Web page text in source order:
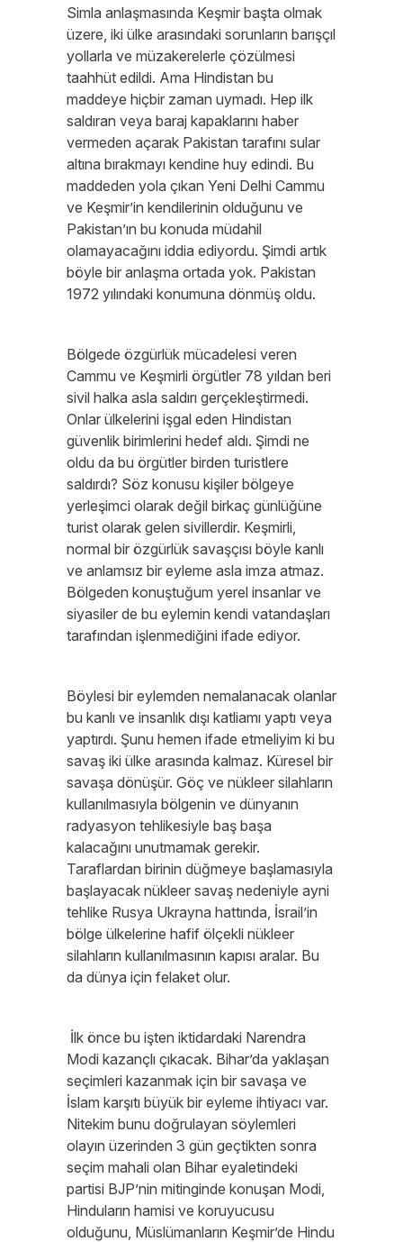
Simla anlaşmasında Keşmir başta olmak
üzere, iki ülke arasındaki sorunların barışçıl
yollarla ve müzakerelerle çözülmesi
taahhüt edildi. Ama Hindistan bu
maddeye hiçbir zaman uymadı. Hep ilk
saldıran veya baraj kapaklarını haber
vermeden açarak Pakistan tarafını sular
altına bırakmayı kendine huy edindi. Bu
maddeden yola çıkan Yeni Delhi Cammu
ve Keşmir’in kendilerinin olduğunu ve
Pakistan’ın bu konuda müdahil
olamayacağını iddia ediyordu. Şimdi artık
böyle bir anlaşma ortada yok. Pakistan
1972 yılındaki konumuna dönmüş oldu.
Bölgede özgürlük mücadelesi veren
Cammu ve Keşmirli örgütler 78 yıldan beri
sivil halka asla saldırı gerçekleştirmedi.
Onlar ülkelerini işgal eden Hindistan
güvenlik birimlerini hedef aldı. Şimdi ne
oldu da bu örgütler birden turistlere
saldırdı? Söz konusu kişiler bölgeye
yerleşimci olarak değil birkaç günlüğüne
turist olarak gelen sivillerdir. Keşmirli,
normal bir özgürlük savaşçısı böyle kanlı
ve anlamsız bir eyleme asla imza atmaz.
Bölgeden konuştuğum yerel insanlar ve
siyasiler de bu eylemin kendi vatandaşları
tarafından işlenmediğini ifade ediyor.
Böylesi bir eylemden nemalanacak olanlar
bu kanlı ve insanlık dışı katliamı yaptı veya
yaptırdı. Şunu hemen ifade etmeliyim ki bu
savaş iki ülke arasında kalmaz. Küresel bir
savaşa dönüşür. Göç ve nükleer silahların
kullanılmasıyla bölgenin ve dünyanın
radyasyon tehlikesiyle baş başa
kalacağını unutmamak gerekir.
Taraflardan birinin düğmeye başlamasıyla
başlayacak nükleer savaş nedeniyle ayni
tehlike Rusya Ukrayna hattında, İsrail’in
bölge ülkelerine hafif ölçekli nükleer
silahların kullanılmasının kapısı aralar. Bu
da dünya için felaket olur.
İlk önce bu işten iktidardaki Narendra
Modi kazançlı çıkacak. Bihar’da yaklaşan
seçimleri kazanmak için bir savaşa ve
İslam karşıtı büyük bir eyleme ihtiyacı var.
Nitekim bunu doğrulayan söylemleri
olayın üzerinden 3 gün geçtikten sonra
seçim mahali olan Bihar eyaletindeki
partisi BJP’nin mitinginde konuşan Modi,
Hinduların hamisi ve koruyucusu
olduğunu, Müslümanların Keşmir’de Hindu